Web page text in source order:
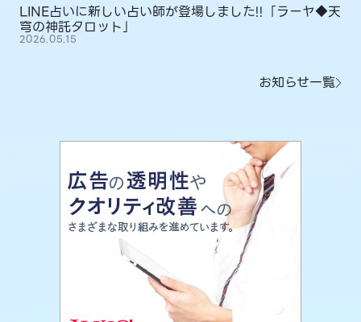
LINE占いに新しい占い師が登場しました!!「ラーヤ◆天
穹の神託タロット」
2026.05.15
お知らせ一覧